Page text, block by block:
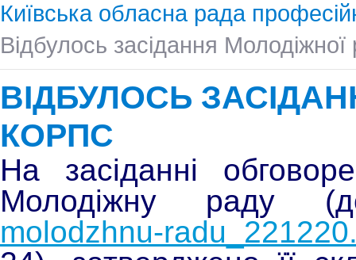
Київська обласна рада
Відбулось засідання
ВІДБУЛОСЬ
КОРПС
На засіданні
Молодіжну раду
molodzhnu-